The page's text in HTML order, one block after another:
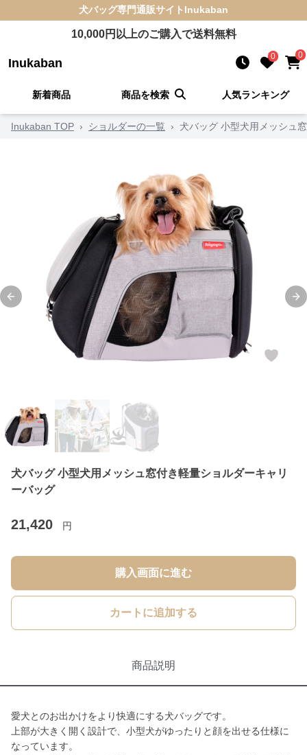
犬バッグ専門通販サイト Inukaban
10,000円以上のご購入で送料無料
Inukaban 0 0
新着商品 商品を検索 人気ランキング
Inukaban TOP › ショルダーの一覧 › 犬バッグ 小型犬用メッシュ
Previous slide
犬バッグ 小型犬用メッシュ窓付き軽量ショルダーキャリ
ーバッグ
21,420 円
購入画面に進む
カートに追加する
商品説明
愛犬とのお出かけをより快適にする犬バッグです。
上部が大きく開く設計で、小型犬がゆったりと顔を出せる仕様に
なっています。